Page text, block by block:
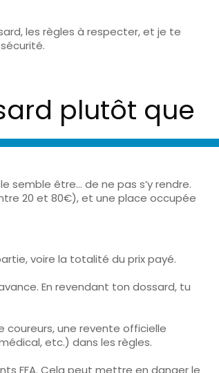
, les règles à respecter, et je te
.
plutôt que
semble être… de ne pas s’y rendre.
20 et 80€), et une place occupée
voire la totalité du prix payé.
En revendant ton dossard, tu
coureurs, une revente officielle
etc.) dans les règles.
FFA. Cela peut mettre en danger le